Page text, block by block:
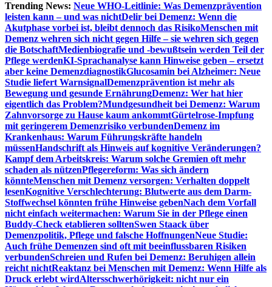
Trending News: Neue WHO-Leitlinie: Was Demenzprävention
leisten kann – und was nichtDelir bei Demenz: Wenn die
Akutphase vorbei ist, bleibt dennoch das RisikoMenschen mit
Demenz wehren sich nicht gegen Hilfe – sie wehren sich gegen
die BotschaftMedienbiografie und -bewußtsein werden Teil der
Pflege werdenKI-Sprachanalyse kann Hinweise geben – ersetzt
aber keine DemenzdiagnostikGlucosamin bei Alzheimer: Neue
Studie liefert WarnsignalDemenzprävention ist mehr als
Bewegung und gesunde ErnährungDemenz: Wer hat hier
eigentlich das Problem?Mundgesundheit bei Demenz: Warum
Zahnvorsorge zu Hause kaum ankommtGürtelrose-Impfung
mit geringerem Demenzrisiko verbundenDemenz im
Krankenhaus: Warum Führungskräfte handeln
müssenHandschrift als Hinweis auf kognitive Veränderungen?
Kampf dem Arbeitskreis: Warum solche Gremien oft mehr
schaden als nützenPflegereform: Was sich ändern
könnteMenschen mit Demenz versorgen: Verhalten doppelt
lesenKognitive Verschlechterung: Blutwerte aus dem Darm-
Stoffwechsel könnten frühe Hinweise gebenNach dem Vorfall
nicht einfach weitermachen: Warum Sie in der Pflege einen
Buddy-Check etablieren solltenSwen Staack über
Demenzpolitik, Pflege und falsche HoffnungenNeue Studie:
Auch frühe Demenzen sind oft mit beeinflussbaren Risiken
verbundenSchreien und Rufen bei Demenz: Beruhigen allein
reicht nichtReaktanz bei Menschen mit Demenz: Wenn Hilfe als
Druck erlebt wirdAltersschwerhörigkeit: nicht nur ein